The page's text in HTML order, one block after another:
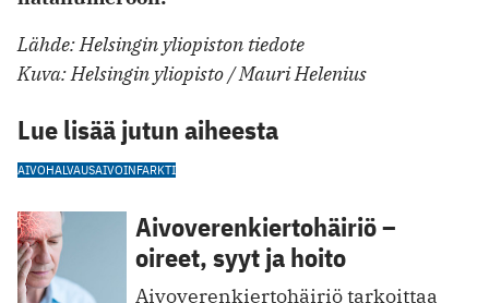
Lähde: Helsingin yliopiston tiedote
Kuva: Helsingin yliopisto / Mauri Helenius
Lue lisää jutun aiheesta
AIVOHALVAUSAIVOINFARKTI
Aivoverenkiertohäiriö –
oireet, syyt ja hoito
Aivoverenkiertohäiriö tarkoittaa